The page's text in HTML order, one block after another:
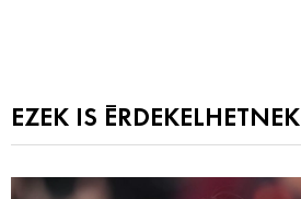
EZEK IS ÉRDEKELHETNEK